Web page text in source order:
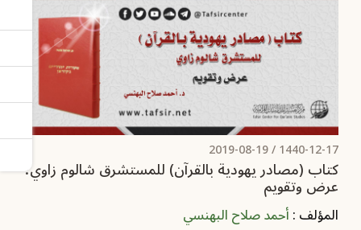
1440-12-17 /
2019-08-19
كتاب (مصادر يهودية بالقرآن) للمستشرق شالوم زاوي؛
عرض وتقويم
المؤلف :أحمد صلاح البهنسي